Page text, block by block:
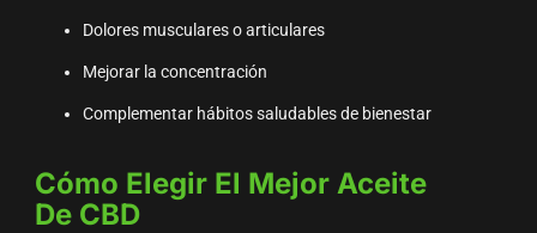
Dolores musculares o articulares
Mejorar la concentración
Complementar hábitos saludables de bienestar
Cómo Elegir El Mejor Aceite
De CBD